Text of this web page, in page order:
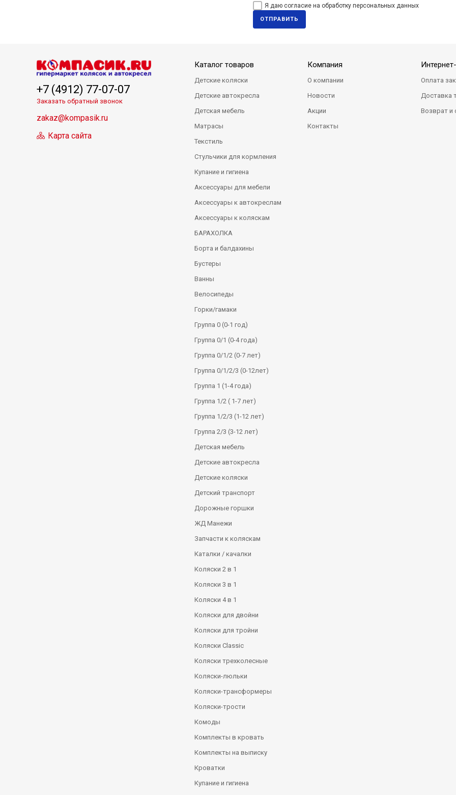
Я даю согласие на обработку персональных данных
ОТПРАВИТЬ
+7 (4912) 77-07-07
Заказать обратный звонок
zakaz@kompasik.ru
Карта сайта
Каталог товаров
Детские коляски
Детские автокресла
Детская мебель
Матрасы
Текстиль
Стульчики для кормления
Купание и гигиена
Аксессуары для мебели
Аксессуары к автокреслам
Аксессуары к коляскам
БАРАХОЛКА
Борта и балдахины
Бустеры
Ванны
Велосипеды
Горки/гамаки
Группа 0 (0-1 год)
Группа 0/1 (0-4 года)
Группа 0/1/2 (0-7 лет)
Группа 0/1/2/3 (0-12лет)
Группа 1 (1-4 года)
Группа 1/2 ( 1-7 лет)
Группа 1/2/3 (1-12 лет)
Группа 2/3 (3-12 лет)
Детская мебель
Детские автокресла
Детские коляски
Детский транспорт
Дорожные горшки
ЖД Манежи
Запчасти к коляскам
Каталки / качалки
Коляски 2 в 1
Коляски 3 в 1
Коляски 4 в 1
Коляски для двойни
Коляски для тройни
Коляски Сlassic
Коляски трехколесные
Коляски-люльки
Коляски-трансформеры
Коляски-трости
Комоды
Комплекты в кровать
Комплекты на выписку
Кроватки
Купание и гигиена
Компания
О компании
Новости
Акции
Контакты
Оплата
Доставка
Возврат и